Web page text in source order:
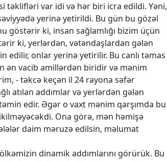
təklifləri var idi və hər biri icra edildi. Yəni,
yerinə yetirildi. Bu gün bu gözəl
göstərir ki, insan sağlamlığı bizim üçün
ki, yerlərdən, vətəndaşlardan gələn
edilir, onlar yerinə yetirilir. Bu canlı təmas
ən vacib amillərdən biridir və mənim
- təkcə keçən il 24 rayona səfər
atılan addımlar və yerlərdən gələn
edir. Əgər o vaxt mənim qarşımda bu
Ona görə, mən həmişə
daim məruzə edilsin, məlumat
dinamik addımlarını görürük. Bu